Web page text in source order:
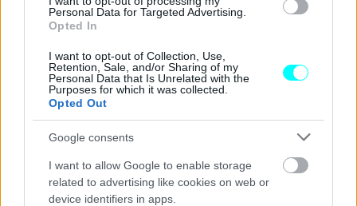
Personal Data for Targeted Advertising.
Opted In
I want to opt-out of Collection, Use,
Retention, Sale, and/or Sharing of my
Personal Data that Is Unrelated with the
Purposes for which it was collected.
Opted Out
Google consents
I want to allow Google to enable storage
related to advertising like cookies on web or
device identifiers in apps.
Έλληνας οδηγός ξεσήκωσε θύελλα
αντιδράσεων -Ποια παράβαση εξόργισε
όσους είδαν το video
CAR & MOTOR TEAM